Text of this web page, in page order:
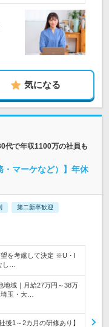
気になる
代で年収1100万の社員も
マーケなど）】年休
第二新卒歓迎
を考慮して決定 ※U・I
し…
地域｜月給27万円～38万
玉・大…
後1～2カ月の研修あり】